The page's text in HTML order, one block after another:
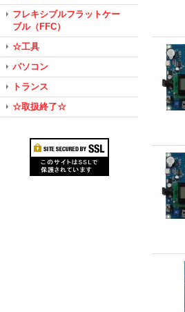
フレキシブルフラットケー
ブル（FFC）
☆工具
パソコン
トランス
☆取扱終了☆